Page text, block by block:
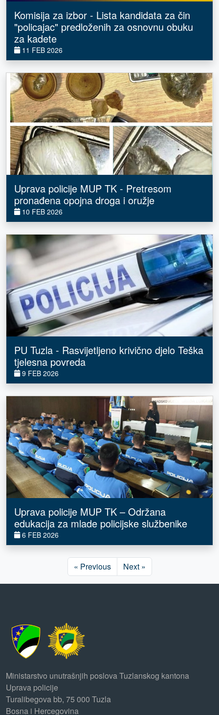
Komisija za izbor - Lista kandidata za čin
"policajac" predloženih za osnovnu obuku
za kadete
11 FEB 2026
Uprava policije MUP TK - Pretresom
pronađena opojna droga i oružje
10 FEB 2026
PU Tuzla - Rasvijetljeno krivično djelo Teška
tjelesna povreda
9 FEB 2026
Uprava policije MUP TK – Održana
edukacija za mlade policijske službenike
6 FEB 2026
« Previous Next »
Ministarstvo unutrašnjih poslova Tuzlanskog kantona
Uprava policije
Turalibegova bb, 75 000 Tuzla
Bosna i Hercegovina